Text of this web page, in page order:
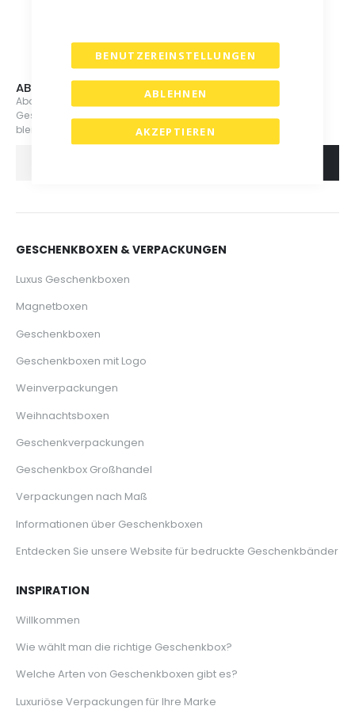
AKZEPTIEREN
BENUTZEREINSTELLUNGEN
ABLEHNEN
ABONNIEREN SIE UNSEREN NEWSLETTER
Abonnieren Sie jetzt unsere Mailingliste, um über neue
Geschenkboxen, Veranstaltungen und Aktionen informiert zu
bleiben.
GESCHENKBOXEN & VERPACKUNGEN
Luxus Geschenkboxen
Magnetboxen
Geschenkboxen
Geschenkboxen mit Logo
Weinverpackungen
Weihnachtsboxen
Geschenkverpackungen
Geschenkbox Großhandel
Verpackungen nach Maß
Informationen über Geschenkboxen
Entdecken Sie unsere Website für bedruckte Geschenkbänder
INSPIRATION
Willkommen
Wie wählt man die richtige Geschenkbox?
Welche Arten von Geschenkboxen gibt es?
Luxuriöse Verpackungen für Ihre Marke